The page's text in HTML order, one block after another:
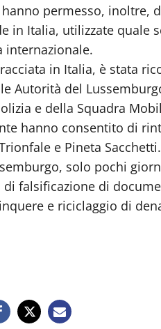
permesso, inoltre,
in Italia, utilizzate quale
internazionale.
in Italia, è stata
Autorità del
e della Squadra
hanno consentito di
e Pineta Sacchetti.
solo pochi
falsificazione di
e riciclaggio di